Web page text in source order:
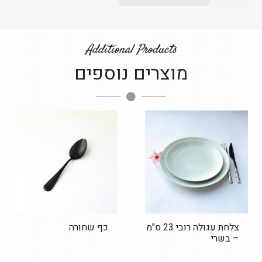
Additional Products
מוצרים נוספים
צלחת עגולה רובי 23 ס"מ
– בשרי
כף שחורה